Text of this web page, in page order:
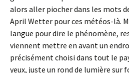
alors aller piocher dans les mots
April Wetter pour ces météos-là.
langue pour dire le phénomène,
viennent mettre en avant un
précisément choisi dans tout le
yeux, juste un rond de lumière sur